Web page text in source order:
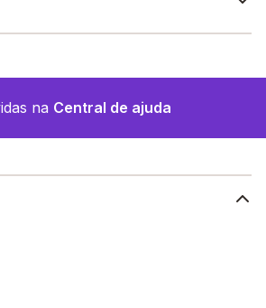
e5.0em
feitas por alunos, pais e
a partir de
. Faça sua
na Central de ajuda